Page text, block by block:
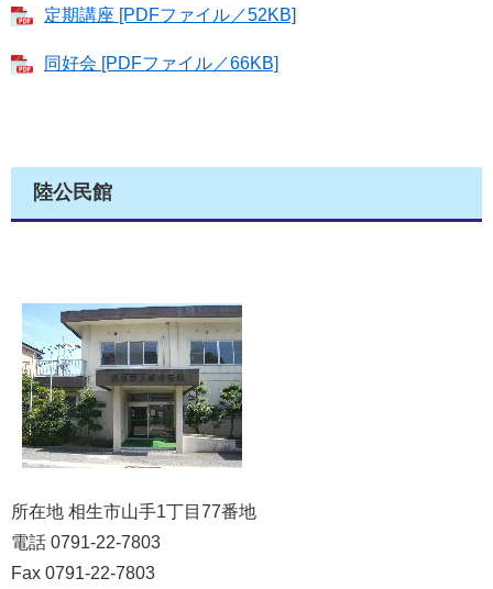
定期講座 [PDFファイル／52KB]
同好会 [PDFファイル／66KB]
陸公民館
所在地 相生市山手1丁目77番地
電話 0791-22-7803
Fax 0791-22-7803